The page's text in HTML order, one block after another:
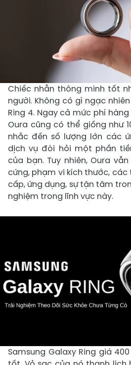
Chiếc nhẫn thông minh tốt
người. Không có gì ngạc
Ring 4. Ngay cả mức phí
Oura cũng có thể giống như
nhắc đến số lượng lớn các
dịch vụ đòi hỏi một phần
của bạn. Tuy nhiên, Oura
cứng, phạm vi kích thước,
cấp, ứng dụng, sự tận tâm
nghiệm trong lĩnh vực này.
Samsung Galaxy Ring giá